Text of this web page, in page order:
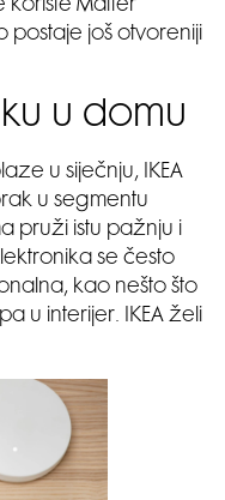
koriste Matter
postaje još otvoreniji
u domu
u siječnju, IKEA
u segmentu
pruži istu pažnju i
se često
kao nešto što
u interijer. IKEA želi